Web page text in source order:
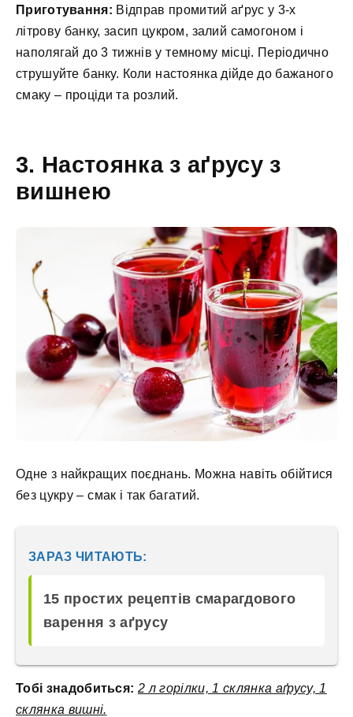
Приготування: Відправ промитий аґрус у 3-х
літрову банку, засип цукром, залий самогоном і
наполягай до 3 тижнів у темному місці. Періодично
струшуйте банку. Коли настоянка дійде до бажаного
смаку – проціди та розлий.
3. Настоянка з аґрусу з
вишнею
Одне з найкращих поєднань. Можна навіть обійтися
без цукру – смак і так багатий.
ЗАРАЗ ЧИТАЮТЬ:
15 простих рецептів смарагдового
варення з аґрусу
Тобі знадобиться: 2 л горілки, 1 склянка аґрусу, 1
склянка вишні.